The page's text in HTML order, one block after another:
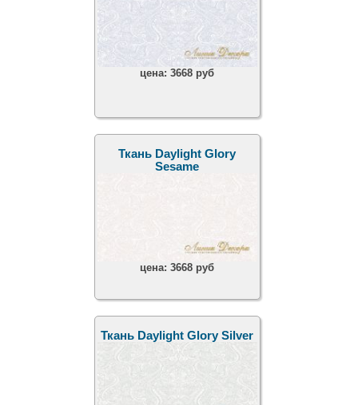
цена:3668 руб
Ткань Daylight Glory
Sesame
цена:3668 руб
Ткань Daylight Glory Silver